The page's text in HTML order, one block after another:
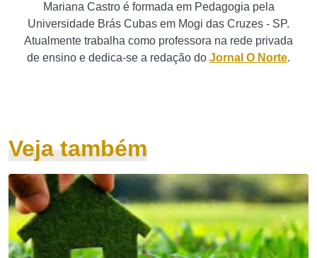
Mariana Castro é formada em Pedagogia pela
Universidade Brás Cubas em Mogi das Cruzes - SP.
Atualmente trabalha como professora na rede privada
de ensino e dedica-se a redação do Jornal O Norte.
Veja também